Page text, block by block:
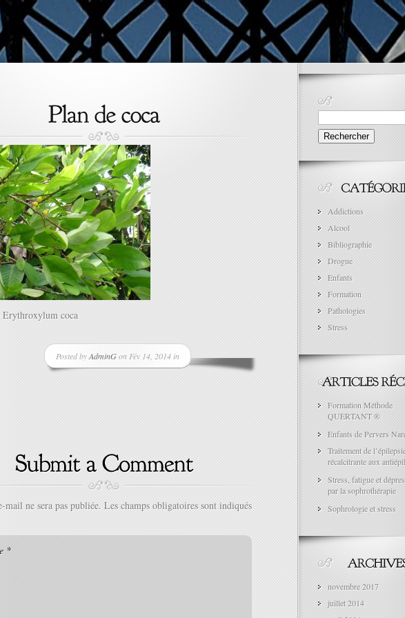
Erythroxylum coca
Posted byAdminGon Fév 14, 2014 in
mail ne sera pas publiée. Les champs obligatoires sont indiqués
Rechercher :
Addictions
Alcool
Bibliographie
Drogue
Enfants
Formation
Pathologies
Stress
Formation Méthode
QUERTANT ®
Enfants de Pervers
Traitement de
récalcitrante aux
Stress, fatigue et
par la sophrothérapie
Sophrologie et stress
novembre 2017
juillet 2014